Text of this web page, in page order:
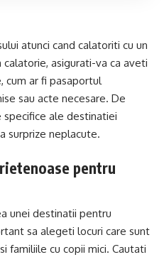
atunci cand calatoriti cu un
asigurati-va ca aveti
cum ar fi pasaportul
sau acte necesare. De
ale destinatiei
surprize neplacute.
pentru
unei destinatii pentru
sa alegeti locuri care sunt
familiile cu copii mici. Cautati